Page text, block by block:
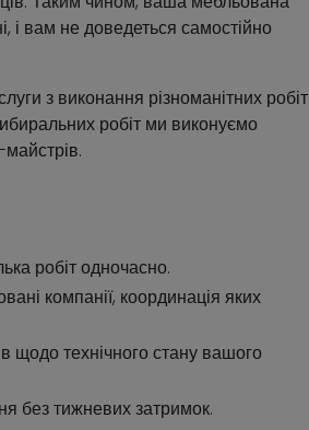
і вам не доведеться самостійно
з виконання різноманітних робіт
робіт ми виконуємо
робіт одночасно.
компанії, координація яких
щодо технічного стану вашого
без тижневих затримок.